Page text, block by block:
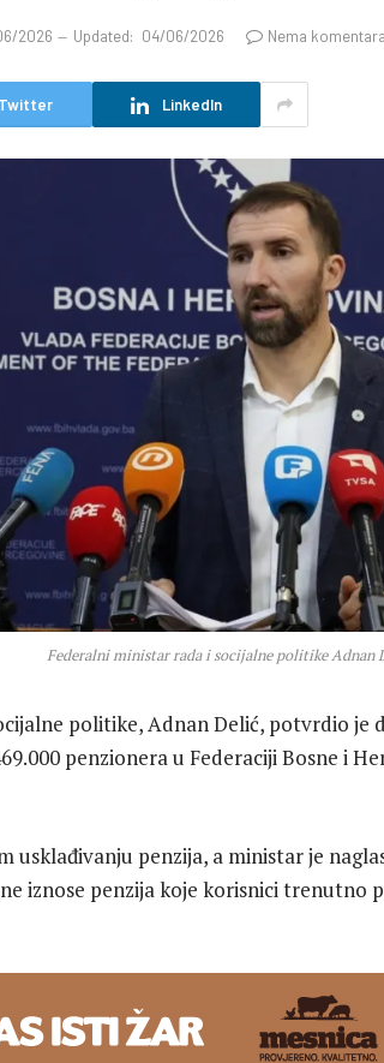
2026 Updated: 04/06/2026 Nema komentara
Twitter LinkedIn
Federalni ministar rada i socijalne politike Adnan
politike,Adnan Delić, potvrdio je
penzionera u Federaciji Bosne i
usklađivanju penzija, a ministar je
iznose penzija koje korisnici trenutno